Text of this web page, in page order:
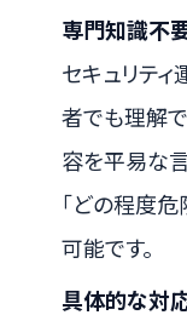
専門知識不
セキュリテ
者でも理解
容を平易な言
「どの程度
可能です。
具体的な対